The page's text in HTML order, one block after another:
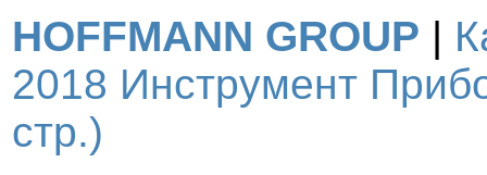
HOFFMANN GROUP |
2018 Инструмент
стр.)